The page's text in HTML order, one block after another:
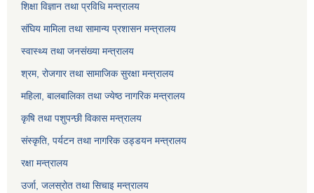
शिक्षा विज्ञान तथा प्रविधि मन्त्रालय
संघिय मामिला तथा सामान्य प्रशासन मन्त्रालय
स्वास्थ्य तथा जनसंख्या मन्त्रालय
श्रम, रोजगार तथा सामाजिक सुरक्षा मन्त्रालय
महिला, बालबालिका तथा ज्येष्ठ नागरिक मन्त्रालय
कृषि तथा पशुपन्छी विकास मन्त्रालय
संस्कृति, पर्यटन तथा नागरिक उड्डयन मन्त्रालय
रक्षा मन्त्रालय
उर्जा, जलस्रोत तथा सिचाइ मन्त्रालय